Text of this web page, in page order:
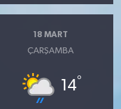
18 MART
ÇARŞAMBA
14°